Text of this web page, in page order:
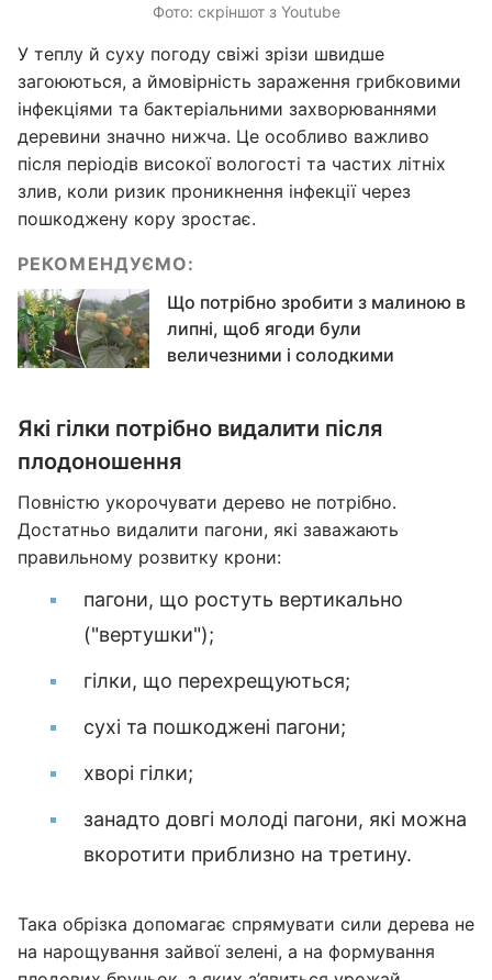
Фото: скріншот з Youtube
У теплу й суху погоду свіжі зрізи швидше
загоюються, а ймовірність зараження грибковими
інфекціями та бактеріальними захворюваннями
деревини значно нижча. Це особливо важливо
після періодів високої вологості та частих літніх
злив, коли ризик проникнення інфекції через
пошкоджену кору зростає.
РЕКОМЕНДУЄМО:
Що потрібно зробити з малиною в
липні, щоб ягоди були
величезними і солодкими
Які гілки потрібно видалити після
плодоношення
Повністю укорочувати дерево не потрібно.
Достатньо видалити пагони, які заважають
правильному розвитку крони:
пагони, що ростуть вертикально
("вертушки");
гілки, що перехрещуються;
сухі та пошкоджені пагони;
хворі гілки;
занадто довгі молоді пагони, які можна
вкоротити приблизно на третину.
Така обрізка допомагає спрямувати сили дерева не
на нарощування зайвої зелені, а на формування